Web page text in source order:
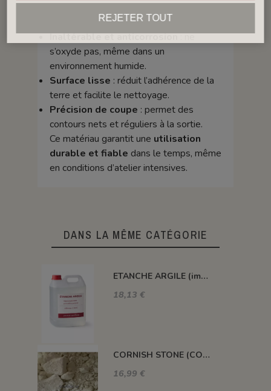
Grande solidité mécanique: résiste à
la pression de l’argile lors de l’extrusion.
Inaltérable et anticorrosion: ne
s’oxyde pas, même dans un
environnement humide.
Surface lisse : réduit l’adhérence de la
terre et facilite le nettoyage.
Précision de coupe : permet des
contours nets et réguliers à la sortie.
Ce matériau garantit une utilisation
durable et fiable dans le temps, même
en conditions d’atelier intensives.
DANS LA MÊME CATÉGORIE
ETANCHE ARGILE (impermeabilisant pour pièce poreuse)
18,13 €
CORNISH STONE (CORNWALL STONE)
16,99 €
REJETER TOUT